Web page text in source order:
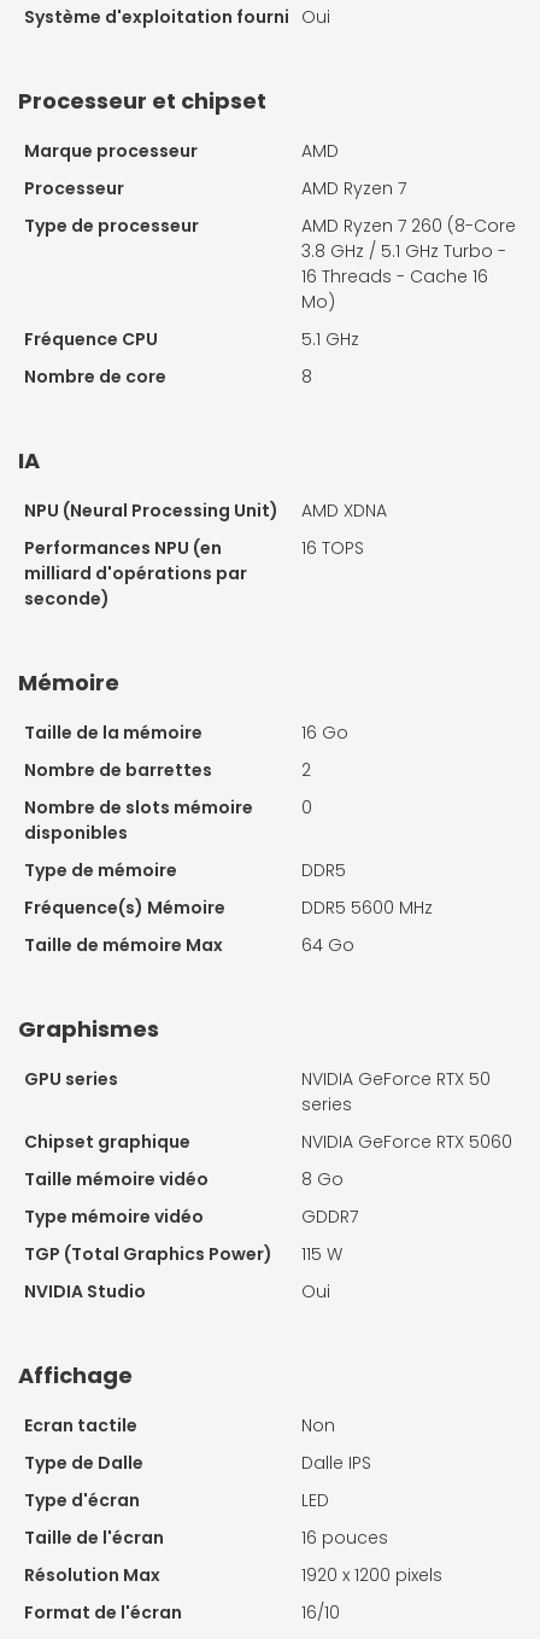
Système d'exploitation fourni Oui
Processeur et chipset
Marque processeur
AMD
Processeur
AMD Ryzen 7
Type de processeur
AMD Ryzen 7 260 (8-Core
3.8 GHz / 5.1 GHz Turbo -
16 Threads - Cache 16
Mo)
Fréquence CPU
5.1 GHz
Nombre de core
8
IA
NPU (Neural Processing Unit)
AMD XDNA
Performances NPU (en
milliard d'opérations par
seconde)
16 TOPS
Mémoire
Taille de la mémoire
16 Go
Nombre de barrettes
2
Nombre de slots mémoire
disponibles
0
Type de mémoire
DDR5
Fréquence(s) Mémoire
DDR5 5600 MHz
Taille de mémoire Max
64 Go
Graphismes
GPU series
NVIDIA GeForce RTX 50
series
Chipset graphique
NVIDIA GeForce RTX 5060
Taille mémoire vidéo
8 Go
Type mémoire vidéo
GDDR7
TGP (Total Graphics Power)
115 W
NVIDIA Studio
Oui
Affichage
Ecran tactile
Non
Type de Dalle
Dalle IPS
Type d'écran
LED
Taille de l'écran
16 pouces
Résolution Max
1920 x 1200 pixels
Format de l'écran
16/10